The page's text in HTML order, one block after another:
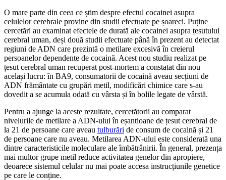
O mare parte din ceea ce știm despre efectul cocainei asupra
celulelor cerebrale provine din studii efectuate pe șoareci. Puține
cercetări au examinat efectele de durată ale cocainei asupra țesutului
cerebral uman, deși două studii efectuate până în prezent au detectat
regiuni de ADN care prezintă o metilare excesivă în creierul
persoanelor dependente de cocaină. Acest nou studiu realizat pe
țesut cerebral uman recuperat post-mortem a constatat din nou
același lucru: în BA9, consumatorii de cocaină aveau secțiuni de
ADN frământate cu grupări metil, modificări chimice care s-au
dovedit a se acumula odată cu vârsta și în bolile legate de vârstă.
Pentru a ajunge la aceste rezultate, cercetătorii au comparat
nivelurile de metilare a ADN-ului în eșantioane de țesut cerebral de
la 21 de persoane care aveau tulburări de consum de cocaină și 21
de persoane care nu aveau. Metilarea ADN-ului este considerată una
dintre caracteristicile moleculare ale îmbătrânirii. În general, prezența
mai multor grupe metil reduce activitatea genelor din apropiere,
deoarece sistemul celular nu mai poate accesa instrucțiunile genetice
pe care le conține.